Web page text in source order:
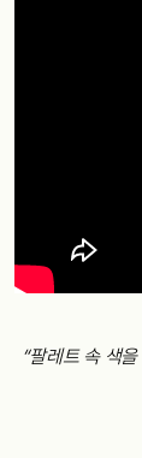
“팔레트 속 색